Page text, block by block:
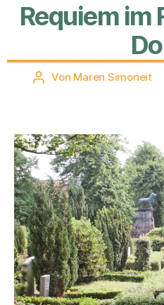
Requiem im
Beitragsautor
Von Maren.Simoneit